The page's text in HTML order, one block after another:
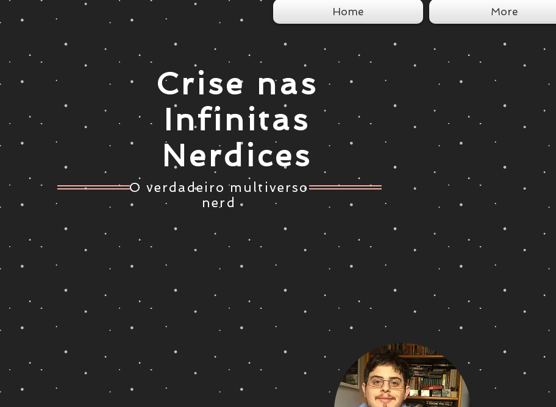
Home More
Crise nas
Infinitas
Nerdices
O verdadeiro multiverso
nerd